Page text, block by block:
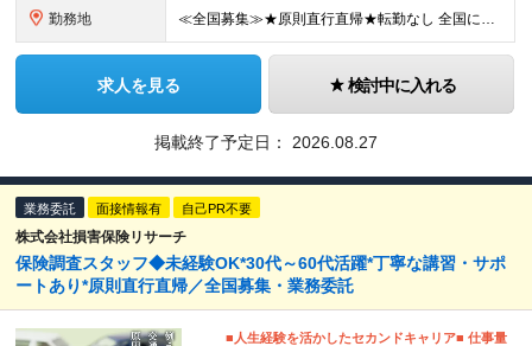
勤務地 ≪全国募集≫★原則直行直帰★転勤なし 全国に55の拠点を展開していますので、現在お住いの地域で働けます。また、原則直行直帰で調査を行い、レポート作成はご自宅にて行うことができるため、自分のペースで働け
求人を見る 検討中に入れる
掲載終了予定日： 2026.08.27
業務委託 面接情報有 自己PR不要
株式会社損害保険リサーチ
保険調査スタッフ◆未経験OK*30代～60代活躍*丁寧な講習・サポ
ートあり*原則直行直帰／全国募集・業務委託
■人生経験を活かしたセカンドキャリア■ 仕事量